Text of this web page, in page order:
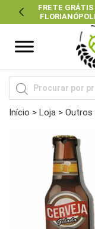
FRETE
Previous
Pesquisar
produtos
Início > Loja > Outros